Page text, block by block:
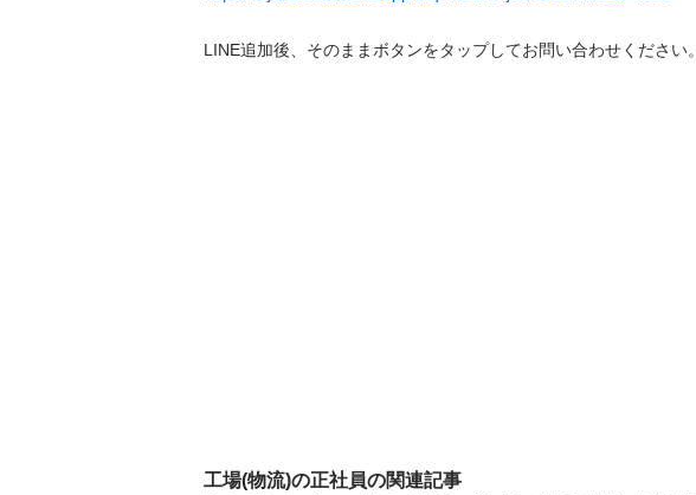
LINE追加後、そのままボタンをタップしてお問い合わせください。
工場(物流)の正社員の関連記事